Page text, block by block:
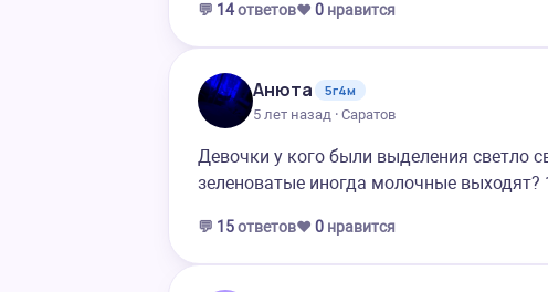
💬 14ответов❤️ 0 нравится
Анюта
5г4м
5 лет назад · Саратов
Девочки у кого были выделения светло
зеленоватые иногда молочные
💬 15ответов❤️ 0 нравится